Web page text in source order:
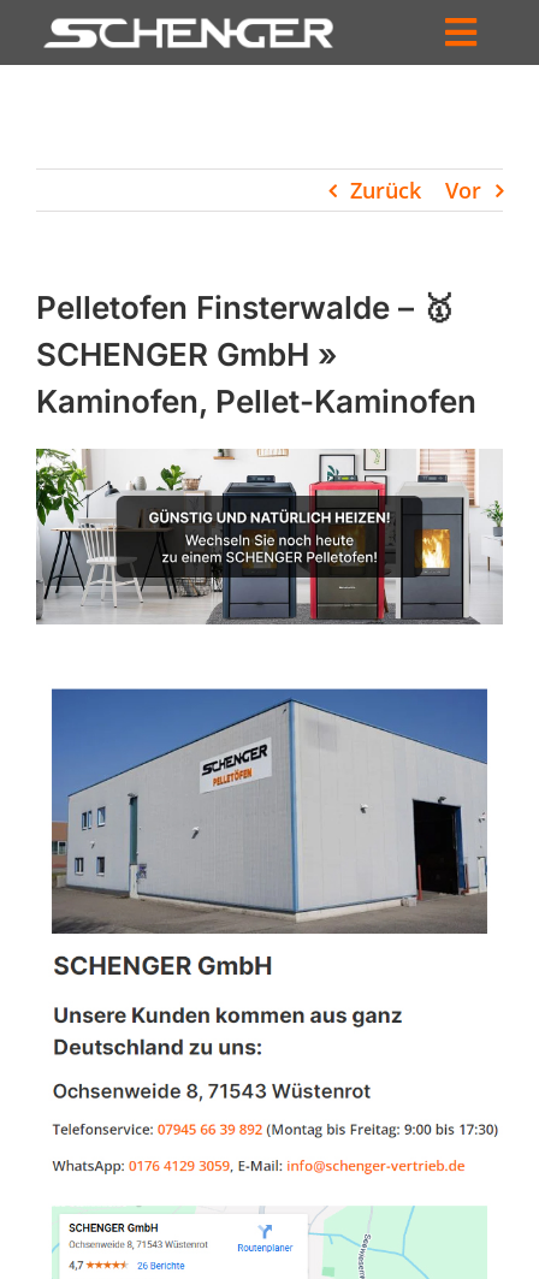
Inhalt
HÄNDLERSUCHE
UNTERNEHMEN
PROFIL
WARENKORB
PRODUCTS
SEARCH
Zurück Vor
Pelletofen Finsterwalde – 🥇
SCHENGER GmbH »
Kaminofen, Pellet-Kaminofen